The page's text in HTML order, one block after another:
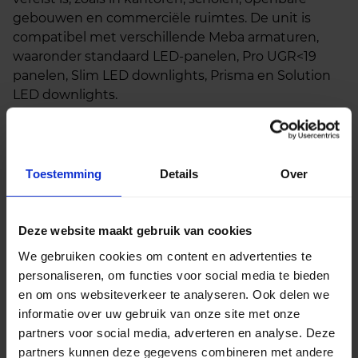
Toestemming Details Over
Deze website maakt gebruik van cookies
We gebruiken cookies om content en advertenties te
personaliseren, om functies voor social media te bieden
en om ons websiteverkeer te analyseren. Ook delen we
informatie over uw gebruik van onze site met onze
partners voor social media, adverteren en analyse. Deze
partners kunnen deze gegevens combineren met andere
gebouwen en commerciële ruimtes. De unit is
compatibel met verschillende Meba armaturen,
waaronder standaard LED-panelen, Pro UGR<19
panelen, Slim LED downlights, Prisma en Solution
LED downlights.
De noodunit werkt op een ingangsspanning van
geïntegreerde accu biedt een autonomie van
eisen voor noodverlichting in gebouwen. Dankzij de
universele toepassing is deze unit eenvoudig te
integreren in bestaande installaties zonder
aanpassingen aan de armatuur.
De behuizing is compact en geschikt voor
montage in of nabij het armatuur. De unit is
ontworpen voor betrouwbaarheid en veiligheid, en